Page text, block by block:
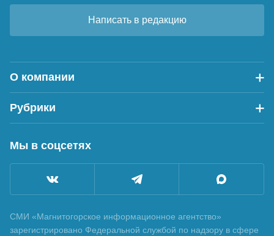
Написать в редакцию
О компании
Рубрики
Мы в соцсетях
СМИ «Магнитогорское информационное агентство»
зарегистрировано Федеральной службой по надзору в сфере